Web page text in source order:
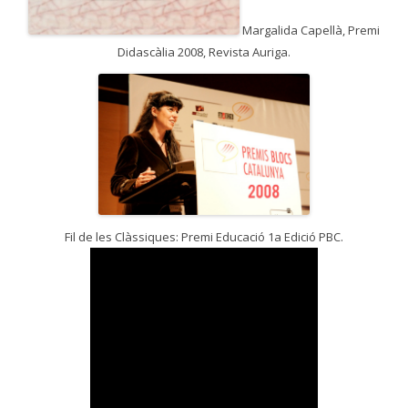
Margalida Capellà, Premi
Didascàlia 2008, Revista Auriga.
Fil de les Clàssiques: Premi Educació 1a Edició PBC.